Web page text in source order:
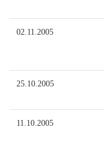
02.11.2005
25.10.2005
11.10.2005